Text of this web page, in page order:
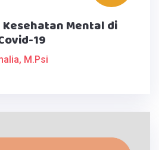
Kesehatan Mental di
19
M.Psi